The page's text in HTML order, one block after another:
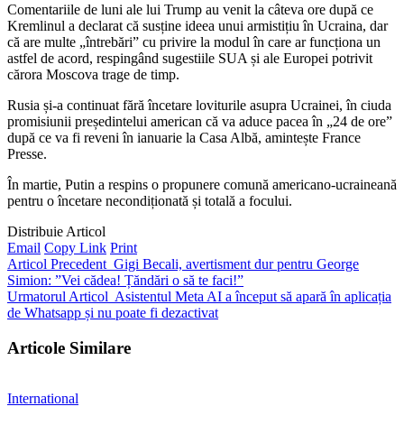
Comentariile de luni ale lui Trump au venit la câteva ore după ce
Kremlinul a declarat că susține ideea unui armistițiu în Ucraina, dar
că are multe „întrebări” cu privire la modul în care ar funcționa un
astfel de acord, respingând sugestiile SUA și ale Europei potrivit
cărora Moscova trage de timp.
Rusia și-a continuat fără încetare loviturile asupra Ucrainei, în ciuda
promisiunii președintelui american că va aduce pacea în „24 de ore”
după ce va fi reveni în ianuarie la Casa Albă, amintește France
Presse.
În martie, Putin a respins o propunere comună americano-ucraineană
pentru o încetare necondiționată și totală a focului.
Distribuie Articol
Email Copy Link Print
Articol Precedent Gigi Becali, avertisment dur pentru George
Simion: ”Vei cădea! Țăndări o să te faci!”
Urmatorul Articol Asistentul Meta AI a început să apară în aplicația
de Whatsapp și nu poate fi dezactivat
Articole Similare
International